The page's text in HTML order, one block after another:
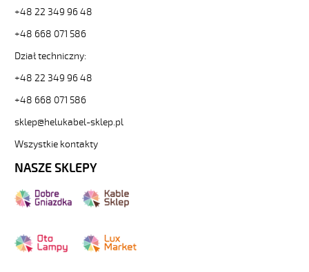
+48 22 349 96 48
+48 668 071 586
Dział techniczny:
+48 22 349 96 48
+48 668 071 586
sklep@helukabel-sklep.pl
Wszystkie kontakty
NASZE SKLEPY